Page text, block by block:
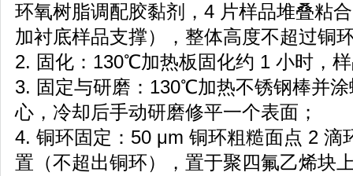
环氧树脂调配胶黏剂，4 片样品堆叠粘
加衬底样品支撑），整体高度不超过铜
2. 固化：130℃加热板固化约 1 小时，
3. 固定与研磨：130℃加热不锈钢棒并
心，冷却后手动研磨修平一个表面；
4. 铜环固定：50 μm 铜环粗糙面点 2 滴
置（不超出铜环），置于聚四氟乙烯块